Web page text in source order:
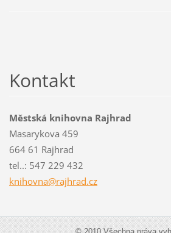
Kontakt
Městská knihovna Rajhrad
Masarykova 459
664 61 Rajhrad
tel..: 547 229 432
knihovna@rajhrad.cz